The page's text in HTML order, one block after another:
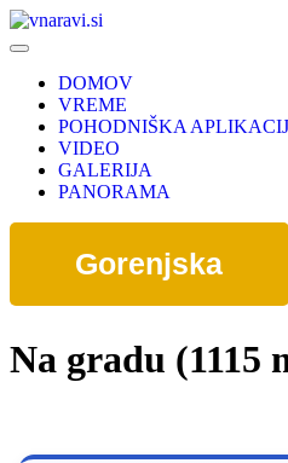
DOMOV
VREME
POHODNIŠKA
VIDEO
GALERIJA
PANORAMA
Gorenjska
Na gradu